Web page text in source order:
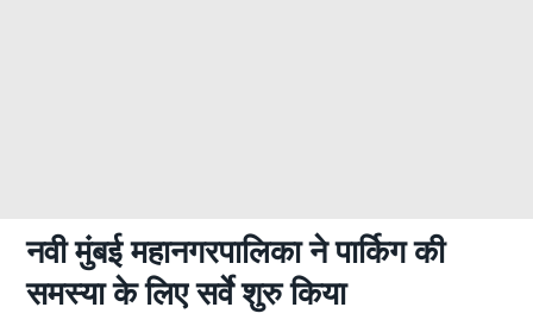
नवी मुंबई महानगरपालिका ने पार्किग की
समस्या के लिए सर्वे शुरु किया